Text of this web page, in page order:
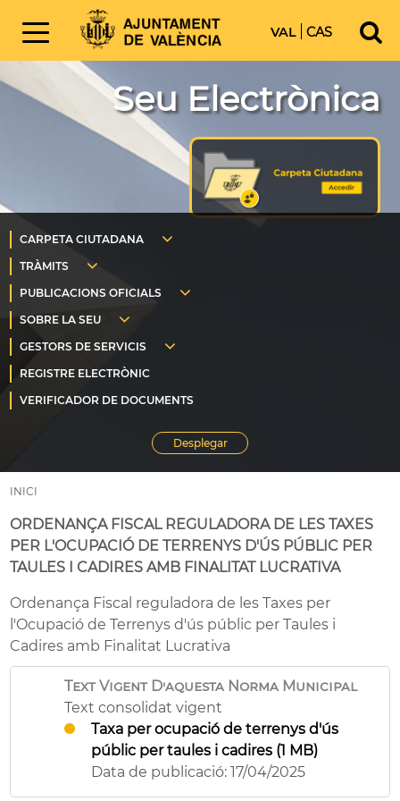
VAL CAS
Seu Electrònica
INICI
ORDENANÇA FISCAL REGULADORA DE LES TAXES
PER L'OCUPACIÓ DE TERRENYS D'ÚS PÚBLIC PER
TAULES I CADIRES AMB FINALITAT LUCRATIVA
Ordenança Fiscal reguladora de les Taxes per
l'Ocupació de Terrenys d'ús públic per Taules i
Cadires amb Finalitat Lucrativa
Text Vigent D'aquesta Norma Municipal
Text consolidat vigent
Taxa per ocupació de terrenys d'ús
públic per taules i cadires (1 MB)
Data de publicació: 17/04/2025